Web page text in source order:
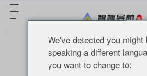
We've detected you might
speaking a different
you want to change to: